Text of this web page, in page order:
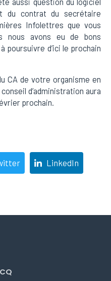
du contrat du secrétaire
Infolettres que vous
nous avons eu de bons
poursuivre d’ici le prochain
CA de votre organisme en
d’administration aura
prochain.
LinkedIn